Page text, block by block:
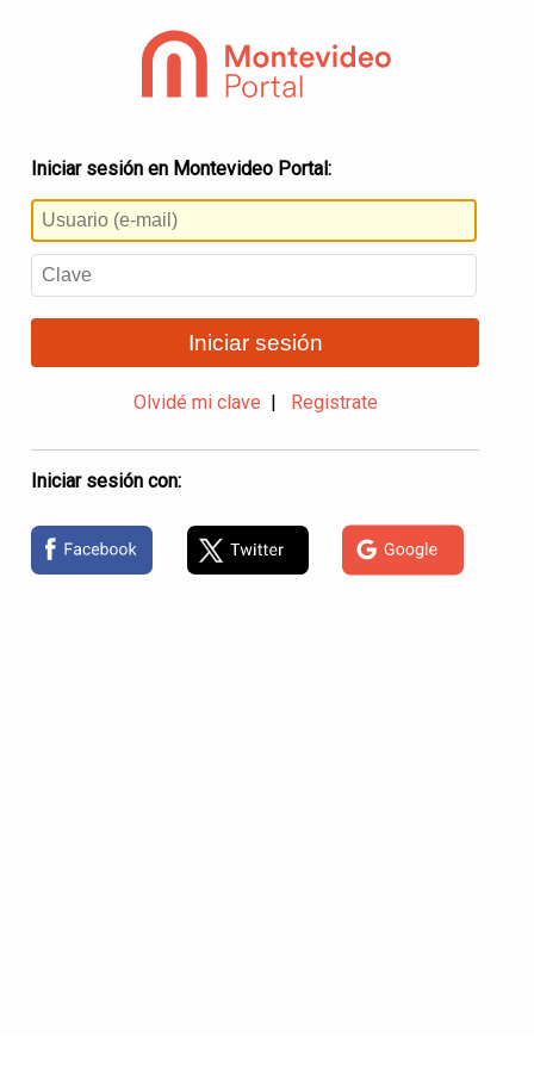
Iniciar sesión en Montevideo Portal:
Iniciar sesión
Olvidé mi clave Registrate
Iniciar sesión con: